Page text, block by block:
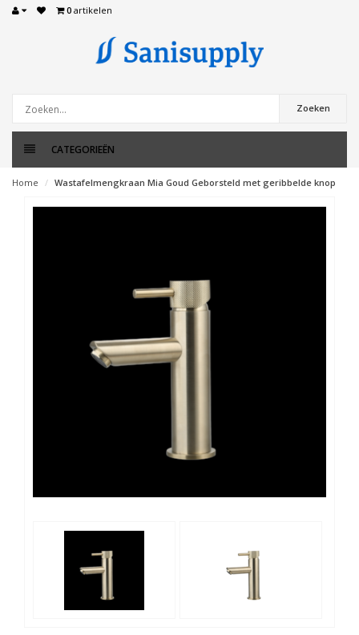
0 artikelen
Zoeken
CATEGORIEËN
Home Wastafelmengkraan Mia Goud Geborsteld met geribbelde knop